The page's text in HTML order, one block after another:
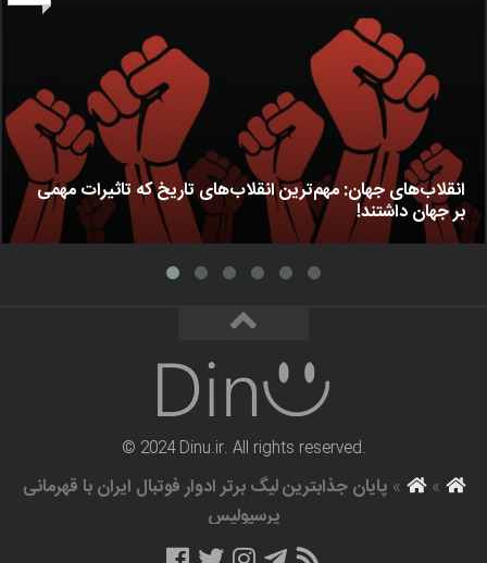
انقلاب‌های جهان: مهم‌ترین انقلاب‌های تاریخ که تاثیرات مهمی
بر جهان داشتند!
© 2024 Dinu.ir. All rights reserved.
»
»
پایان جذاب‎ترین لیگ برتر ادوار فوتبال ایران با قهرمانی
پرسپولیس